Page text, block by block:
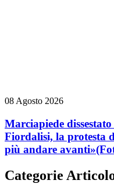
08 Agosto 2026
Marciapiede
Fiordalisi, la protesta
più andare avanti»
Categorie